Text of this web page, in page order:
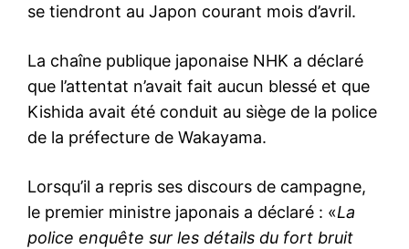
se tiendront au Japon courant mois d’avril.
La chaîne publique japonaise NHK a déclaré
que l’attentat n’avait fait aucun blessé et que
Kishida avait été conduit au siège de la police
de la préfecture de Wakayama.
Lorsqu’il a repris ses discours de campagne,
le premier ministre japonais a déclaré : «La
police enquête sur les détails du fort bruit